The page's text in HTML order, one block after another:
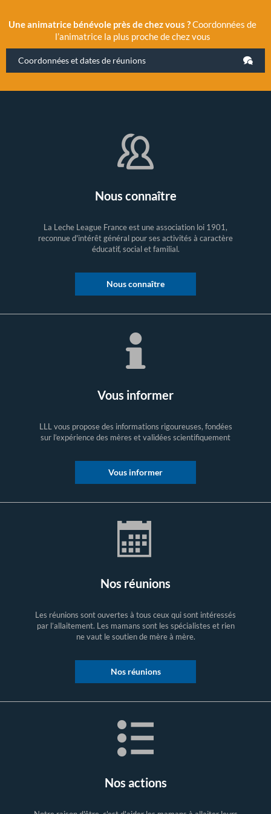
Une animatrice bénévole près de chez vous ?Coordonnées de
l’animatrice la plus proche de chez vous
Coordonnées et dates de réunions
Nous connaître
La Leche League France est une association loi 1901,
reconnue d'intérêt général pour ses activités à caractère
éducatif, social et familial.
Nous connaître
Vous informer
LLL vous propose des informations rigoureuses, fondées
sur l’expérience des mères et validées scientifiquement
Vous informer
Nos réunions
Les réunions sont ouvertes à tous ceux qui sont intéressés
par l’allaitement. Les mamans sont les spécialistes et rien
ne vaut le soutien de mère à mère.
Nos réunions
Nos actions